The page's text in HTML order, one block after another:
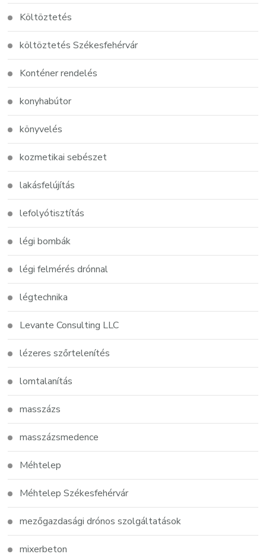
Költöztetés
költöztetés Székesfehérvár
Konténer rendelés
konyhabútor
könyvelés
kozmetikai sebészet
lakásfelújítás
lefolyótisztítás
légi bombák
légi felmérés drónnal
légtechnika
Levante Consulting LLC
lézeres szőrtelenítés
lomtalanítás
masszázs
masszázsmedence
Méhtelep
Méhtelep Székesfehérvár
mezőgazdasági drónos szolgáltatások
mixerbeton